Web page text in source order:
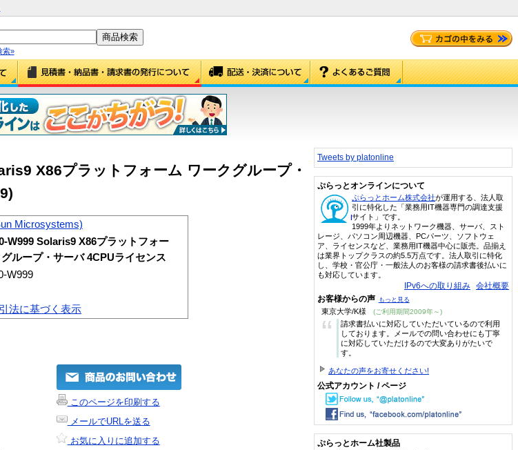
索»
X86プラットフォーム ワークグループ・
Microsystems)
W999 Solaris9 X86プラットフォー
ループ・サーバ 4CPUライセンス
W999
法に基づく表示
このページを印刷する
メールでURLを送る
お気に入りに追加する
Tweets by platonline
ぷらっとオンラインについて
ぷらっとホーム株式会社が運用する、法人取
引に特化した「業務用IT機器専門の調達支援
サイト」です。
1999年よりネットワーク機器、サーバ、スト
レージ、パソコン周辺機器、PCパーツ、ソフトウェ
ア、ライセンスなど、業務用IT機器中心に販売。品揃え
は業界トップクラスの約5.5万点です。法人取引に特化
し、学校・官公庁・一般法人のお客様の請求書後払いに
も対応しています。
IPv6への取り組み 会社概要
お客様からの声 もっと見る
東京大学/K様 (ご利用期間2009年～)
“
請求書払いに対応していただいているので利用
しております。メールでの問い合わせにも丁寧
に対応していただけるので大変ありがたいで
す。
あなたの声をお寄せください!
公式アカウント / ページ
ぷらっとホーム社製品